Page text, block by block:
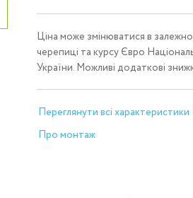
Ціна може змінюватися в
черепиці та курсу Євро
України. Можливі додаткові
Переглянути всі характеристики
Про монтаж